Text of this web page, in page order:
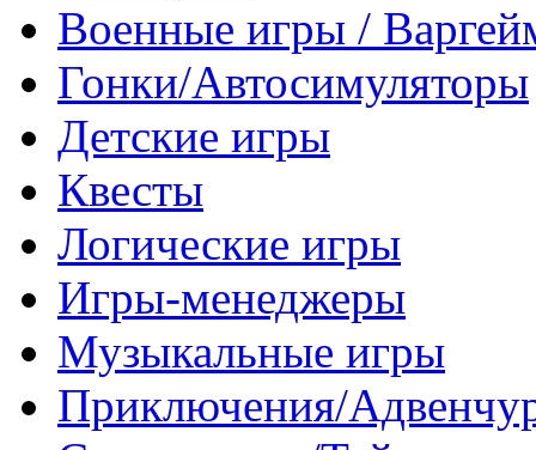
Военные игры /
Гонки/Автосимуляторы
Детские игры
Квесты
Логические игры
Игры-менеджеры
Музыкальные игры
Приключения/